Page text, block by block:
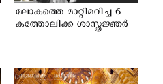
ലോകത്തെ മാറ്റിമറിച്ച 6
കത്തോലിക്ക ശാസ്ത്രജ്ഞർ